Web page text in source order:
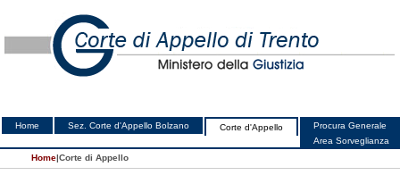
Home Sez. Corte d'Appello Bolzano Corte d'Appello
Procura Generale
Area Sorveglianza
Home|Corte di Appello